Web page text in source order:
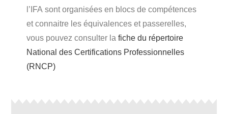
l’IFA sont organisées en blocs de compétences
et connaitre les équivalences et passerelles,
vous pouvez consulter lafiche du répertoire
National des Certifications Professionnelles
(RNCP)